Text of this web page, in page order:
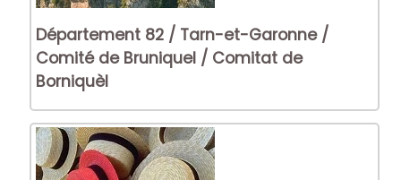
Département 82 / Tarn-et-Garonne /
Comité de Bruniquel / Comitat de
Borniquèl